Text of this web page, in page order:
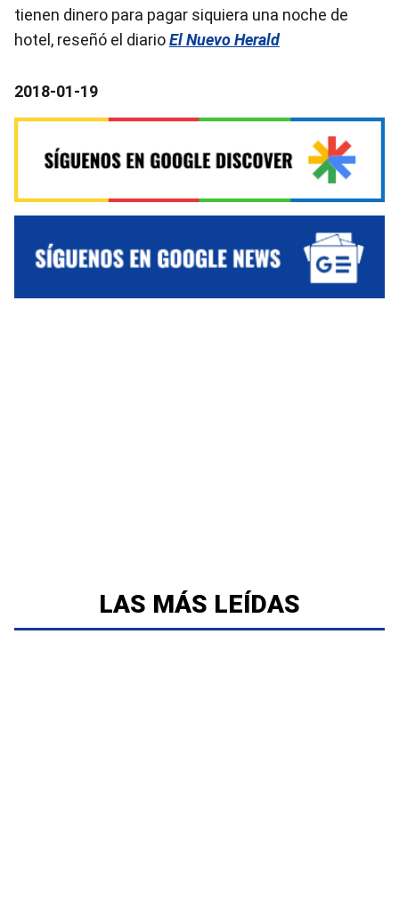
tienen dinero para pagar siquiera una noche de
hotel, reseñó el diarioEl Nuevo Herald
2018-01-19
LAS MÁS LEÍDAS